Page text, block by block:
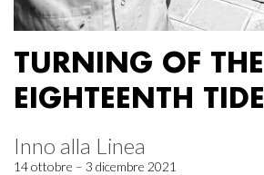
TURNING OF THE
EIGHTEENTH TIDE
Inno alla Linea
14 ottobre – 3 dicembre 2021